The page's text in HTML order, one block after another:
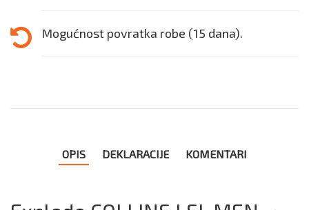
Mogućnost povratka robe (15 dana).
OPIS DEKLARACIJE KOMENTARI